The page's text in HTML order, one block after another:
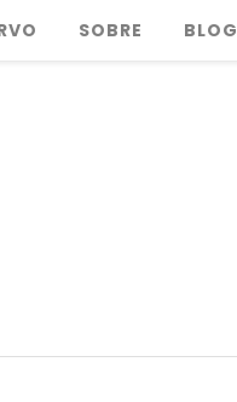
SOBRE BLOG